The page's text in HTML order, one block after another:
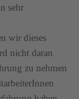
sehr
wir dieses
nicht daran
zu nehmen